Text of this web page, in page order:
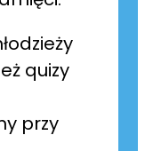
quizy
przy